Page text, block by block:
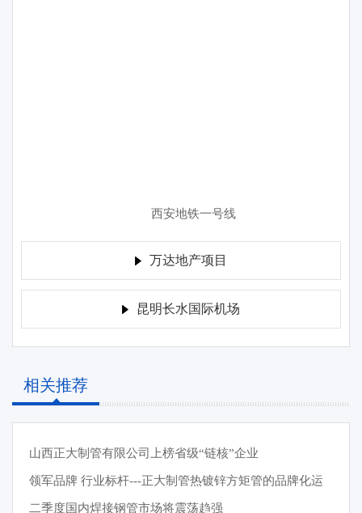
西安地铁一号线
万达地产项目
昆明长水国际机场
相关推荐
山西正大制管有限公司上榜省级“链核”企业
领军品牌 行业标杆---正大制管热镀锌方矩管的品牌化运
营之路
二季度国内焊接钢管市场将震荡趋强